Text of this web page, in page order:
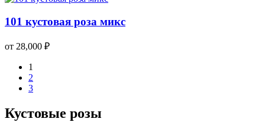
101 кустовая роза микс
от 28,000 ₽
1
2
3
Кустовые розы